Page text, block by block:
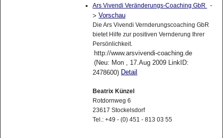
Ars Vivendi Veränderungs-Coaching GbR -
> Vorschau
Die Ars Vivendi Vernderungscoaching GbR
bietet Hilfe zur positiven Vernderung Ihrer
Persönlichkeit.
http://www.arsvivendi-coaching.de
(Neu: Mon , 17.Aug 2009 LinkID:
2478600) Detail
Beatrix Künzel
Rotdornweg 6
23617 Stockelsdorf
Tel.: +49 - (0) 451 - 813 03 55